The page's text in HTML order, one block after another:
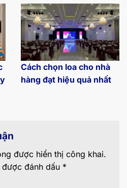
Cách chọn loa cho nhà
hàng đạt hiệu quả nhất
được hiển thị công khai.
đánh dấu *